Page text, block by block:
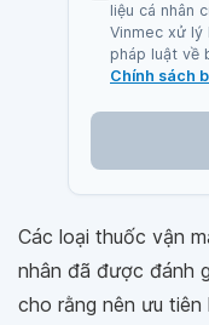
liệu cá nhân
Vinmec xử lý
pháp luật về
Chính sách
Các loại thuốc vận
nhân đã được đánh
cho rằng nên ưu